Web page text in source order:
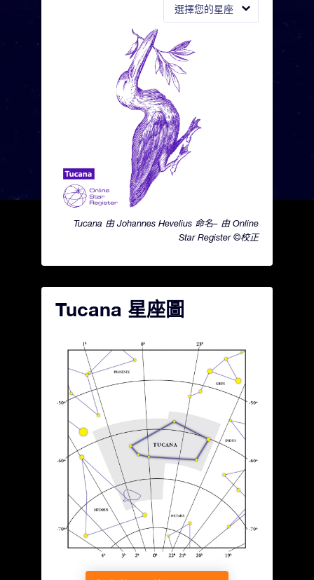
選擇您的星座
Tucana 由 Johannes Hevelius 命名– 由 Online
Star Register ©校正
Tucana 星座圖